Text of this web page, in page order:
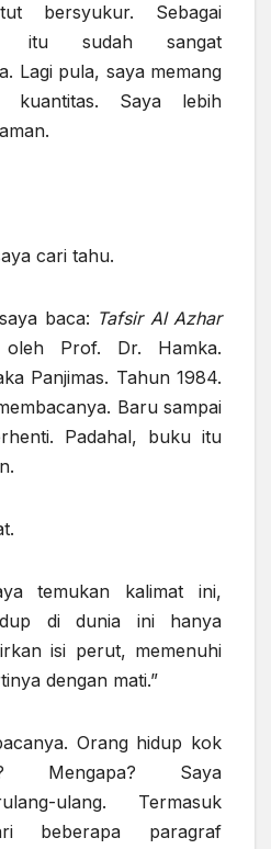
bersyukur. Sebagai
itu sudah sangat
Lagi pula, saya memang
kuantitas. Saya lebih
cari tahu.
baca: Tafsir Al Azhar
Prof. Dr. Hamka.
Panjimas. Tahun 1984.
Baru sampai
Padahal, buku itu
temukan kalimat ini,
di dunia ini hanya
isi perut, memenuhi
dengan mati.”
Orang hidup kok
Mengapa? Saya
ulang. Termasuk
beberapa paragraf